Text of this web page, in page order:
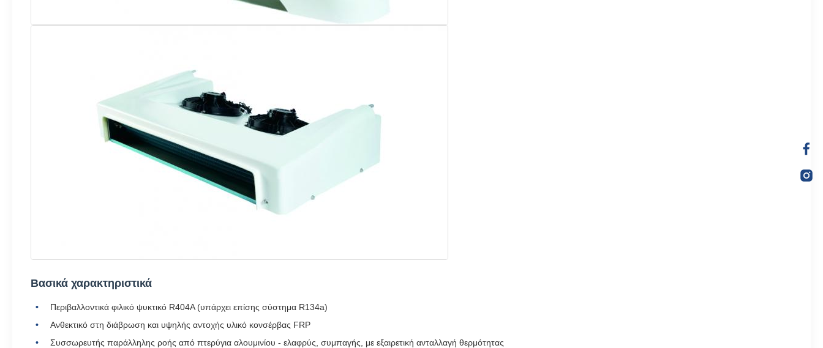
Βασικά χαρακτηριστικά
Περιβαλλοντικά φιλικό ψυκτικό R404A (υπάρχει επίσης σύστημα R134a)
Ανθεκτικό στη διάβρωση και υψηλής αντοχής υλικό κονσέρβας FRP
Συσσωρευτής παράλληλης ροής από πτερύγια αλουμινίου - ελαφρύς, συμπαγής, με εξαιρετική ανταλλαγή θερμότητας